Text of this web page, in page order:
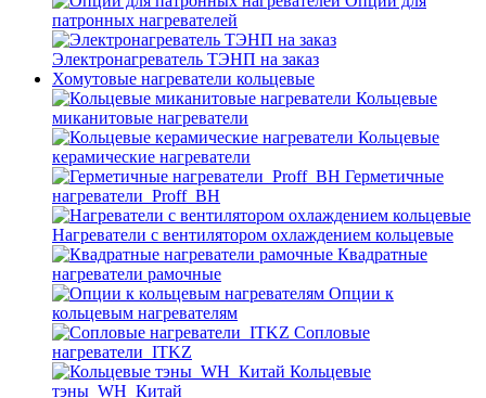
патронных нагревателей
Электронагреватель ТЭНП на заказ
Хомутовые нагреватели кольцевые
Кольцевые
миканитовые нагреватели
Кольцевые
керамические нагреватели
Герметичные
нагреватели_Proff_BH
Нагреватели с вентилятором охлаждением кольцевые
Квадратные
нагреватели рамочные
Опции к
кольцевым нагревателям
Cопловые
нагреватели_ITKZ
Кольцевые
тэны_WH_Китай